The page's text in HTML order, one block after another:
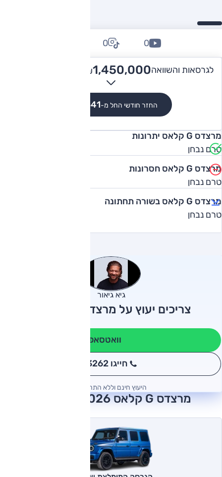
לגרסאות והשוואה ₪1,450,000 -
החזר חודשי החל מ-₪10,541
0
0
מרצדס G קלאס יתרונות
טרם נבחן
מרצדס G קלאס חסרונות
טרם נבחן
מרצדס G קלאס בשורה תחתונה
טרם נבחן
גיא גיאור
צריכים יעוץ על מרצדס G קלאס?
וואטסאפ
חייגו 3262
היעוץ חינם וללא התחייבות
מרצדס G קלאס 2026 חוות דעת